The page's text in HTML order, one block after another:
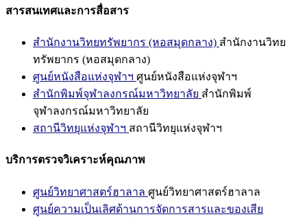
สารสนเทศและการสื่อสาร
สำนักงานวิทยทรัพยากร (หอสมุดกลาง) สำนักงานวิทย
ทรัพยากร (หอสมุดกลาง)
ศูนย์หนังสือแห่งจุฬาฯ ศูนย์หนังสือแห่งจุฬาฯ
สำนักพิมพ์จุฬาลงกรณ์มหาวิทยาลัย สำนักพิมพ์
จุฬาลงกรณ์มหาวิทยาลัย
สถานีวิทยุแห่งจุฬาฯ สถานีวิทยุแห่งจุฬาฯ
บริการตรวจวิเคราะห์คุณภาพ
ศูนย์วิทยาศาสตร์ฮาลาล ศูนย์วิทยาศาสตร์ฮาลาล
ศูนย์ความเป็นเลิศด้านการจัดการสารและของเสีย